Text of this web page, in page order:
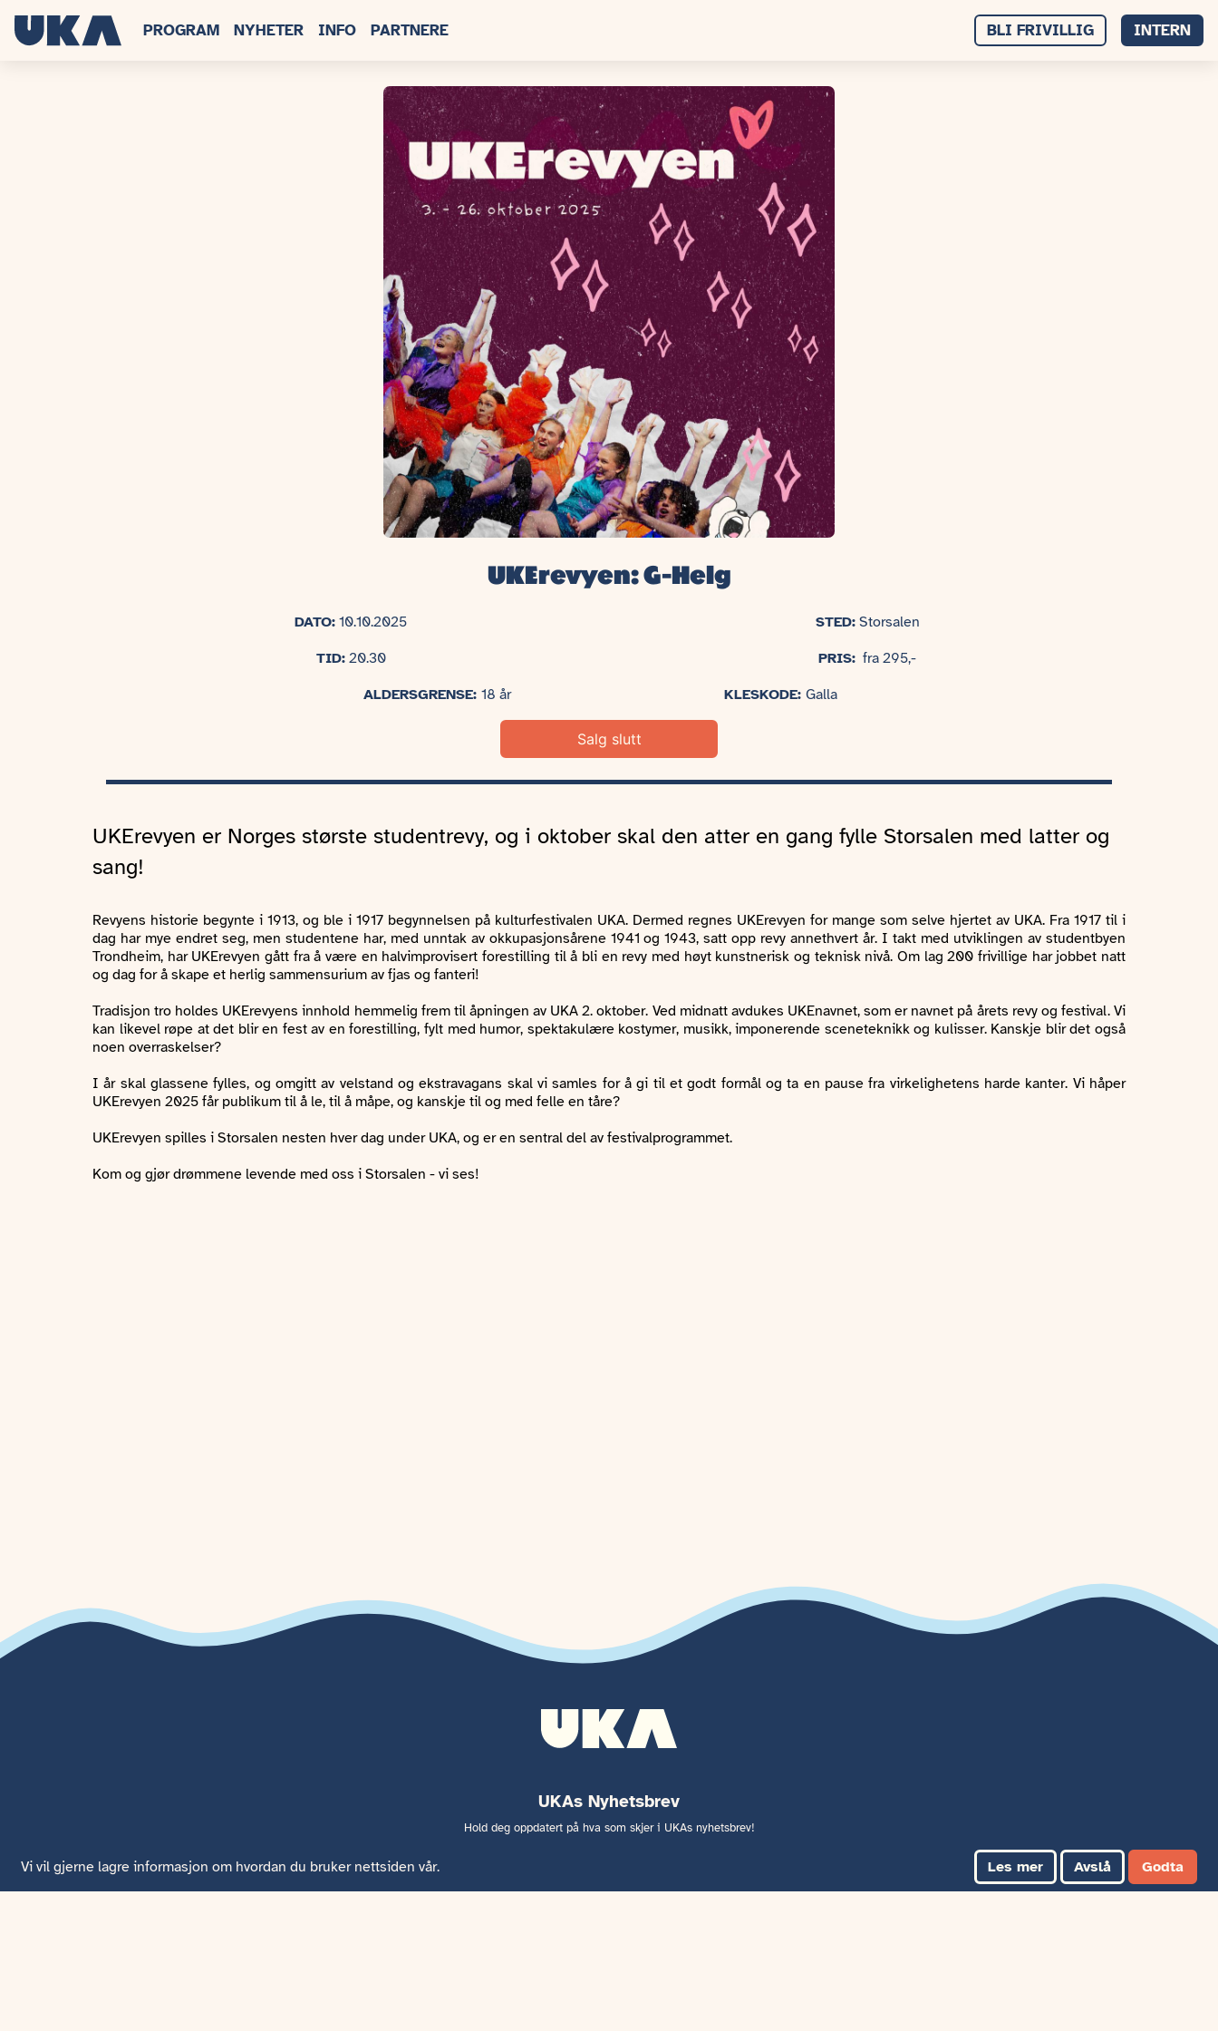
PROGRAM NYHETER INFO PARTNERE BLI FRIVILLIG INTERN
UKErevyen: G-Helg
DATO: 10.10.2025
TID:20.30
STED:Storsalen
PRIS: fra 295,-
ALDERSGRENSE: 18 år KLESKODE:Galla
Salg slutt
UKErevyen er Norges største studentrevy, og i oktober skal den atter en gang fylle Storsalen med latter og
sang!
Revyens historie begynte i 1913, og ble i 1917 begynnelsen på kulturfestivalen UKA. Dermed regnes UKErevyen for mange som selve hjertet av UKA. Fra 1917 til i
dag har mye endret seg, men studentene har, med unntak av okkupasjonsårene 1941 og 1943, satt opp revy annethvert år. I takt med utviklingen av studentbyen
Trondheim, har UKErevyen gått fra å være en halvimprovisert forestilling til å bli en revy med høyt kunstnerisk og teknisk nivå. Om lag 200 frivillige har jobbet natt
og dag for å skape et herlig sammensurium av fjas og fanteri!
Tradisjon tro holdes UKErevyens innhold hemmelig frem til åpningen av UKA 2. oktober. Ved midnatt avdukes UKEnavnet, som er navnet på årets revy og festival. Vi
kan likevel røpe at det blir en fest av en forestilling, fylt med humor, spektakulære kostymer, musikk, imponerende sceneteknikk og kulisser. Kanskje blir det også
noen overraskelser?
I år skal glassene fylles, og omgitt av velstand og ekstravagans skal vi samles for å gi til et godt formål og ta en pause fra virkelighetens harde kanter. Vi håper
UKErevyen 2025 får publikum til å le, til å måpe, og kanskje til og med felle en tåre?
UKErevyen spilles i Storsalen nesten hver dag under UKA, og er en sentral del av festivalprogrammet.
Kom og gjør drømmene levende med oss i Storsalen - vi ses!
UKAs Nyhetsbrev
Hold deg oppdatert på hva som skjer i UKAs nyhetsbrev!
Vi vil gjerne lagre informasjon om hvordan du bruker nettsiden vår. Les mer Avslå Godta